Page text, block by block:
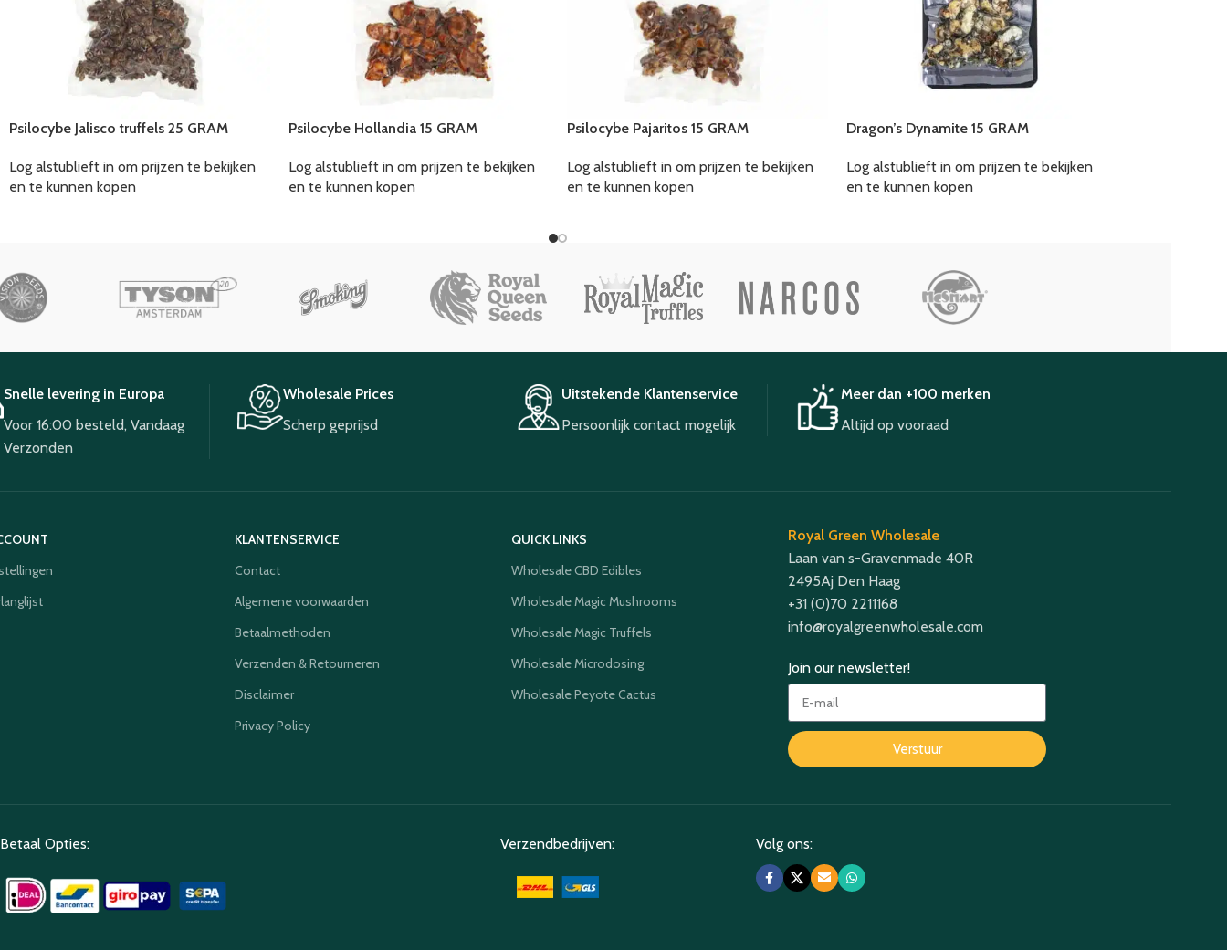
Psilocybe Jalisco truffels 25 GRAM
Log alstublieft in om prijzen te bekijken
en te kunnen kopen
Psilocybe Hollandia 15 GRAM
Log alstublieft in om prijzen te bekijken
en te kunnen kopen
Psilocybe Pajaritos 15 GRAM
Log alstublieft in om prijzen te bekijken
en te kunnen kopen
Dragon’s Dynamite 15 GRAM
Log alstublieft in om prijzen te bekijken
en te kunnen kopen
Snelle levering in Europa
Voor 16:00 besteld, Vandaag
Verzonden
Wholesale Prices
Scherp geprijsd
Uitstekende Klantenservice
Persoonlijk contact mogelijk
Meer dan +100 merken
Altijd op vooraad
KLANTENSERVICE
Contact
Algemene voorwaarden
Betaalmethoden
Verzenden & Retourneren
Disclaimer
Privacy Policy
QUICK LINKS
Wholesale CBD Edibles
Wholesale Magic Mushrooms
Wholesale Magic Truffels
Wholesale Microdosing
Wholesale Peyote Cactus
Royal Green Wholesale
Laan van s-Gravenmade 40R
2495Aj Den Haag
+31 (0)70 2211168
info@royalgreenwholesale.com
Join our newsletter!
Verstuur
Betaal Opties: Verzendbedrijven: Volg ons: